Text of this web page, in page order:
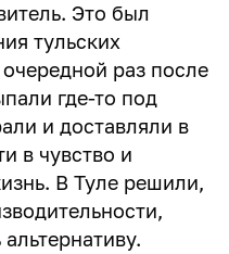
Это был
тульских
раз после
где-то под
и доставляли в
в чувство и
В Туле решили,